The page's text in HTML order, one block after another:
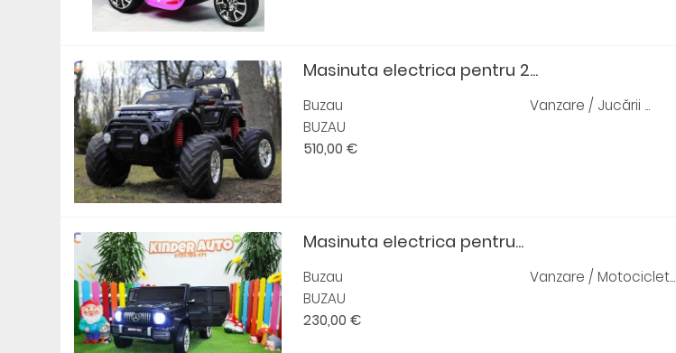
Masinuta electrica pentru 2...
Buzau
BUZAU
510,00 €
Vanzare / Jucării ...
Masinuta electrica pentru...
Buzau
BUZAU
230,00 €
Vanzare / Motociclet...